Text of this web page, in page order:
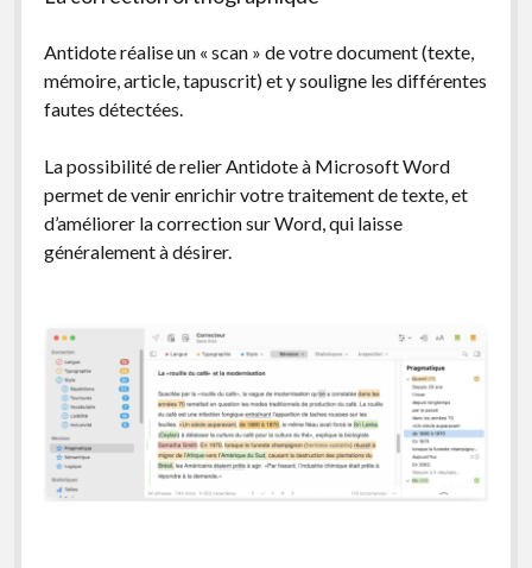
Antidote réalise un « scan » de votre document (texte,
mémoire, article, tapuscrit) et y souligne les différentes
fautes détectées.
La possibilité de relier Antidote à Microsoft Word
permet de venir enrichir votre traitement de texte, et
d’améliorer la correction sur Word, qui laisse
généralement à désirer.